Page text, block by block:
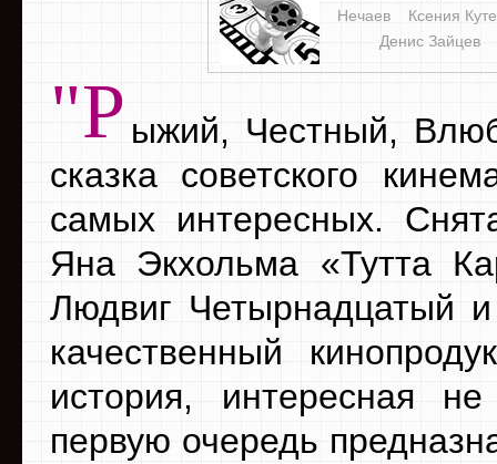
Нечаев
Ксения
Денис Зайцев
"Р ыжий, Честный,
сказка советского
самых интересных.
Яна Экхольма «Тутта
Людвиг Четырнадцатый
качественный
история, интересная
первую очередь